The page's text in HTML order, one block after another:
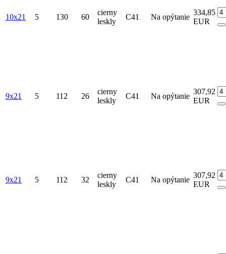
10x21 5 130 60
cierny
leskly
C41 Na opýtanie
334,85
EUR
9x21 5 112 26
cierny
leskly
C41 Na opýtanie
307,92
EUR
9x21 5 112 32
cierny
leskly
C41 Na opýtanie
307,92
EUR